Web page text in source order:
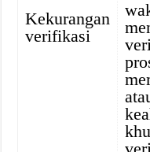
Kekurangan
verifikasi